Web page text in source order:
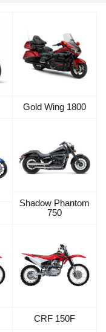
Gold Wing 1800
Shadow Phantom
750
CRF 150F